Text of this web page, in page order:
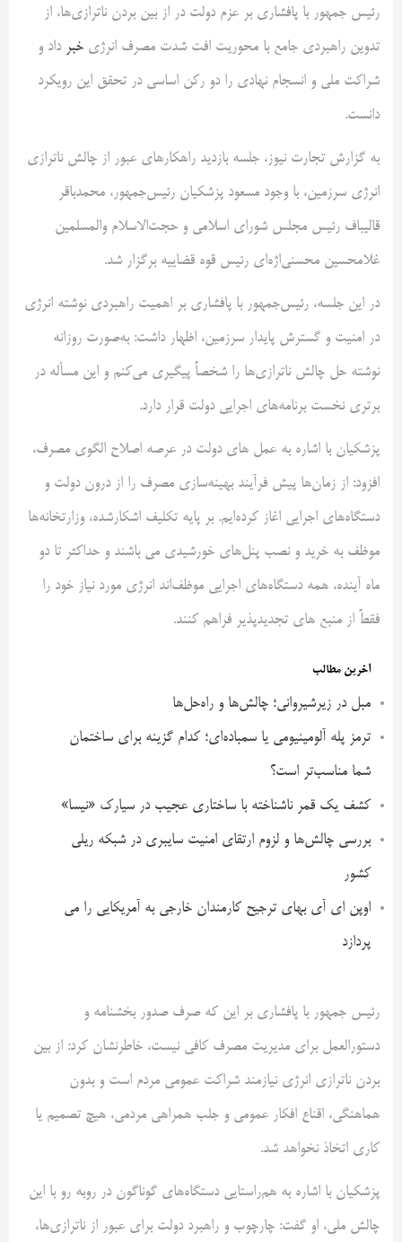
رئیس جمهور با پافشاری بر عزم دولت در از بین بردن ناترازی‌ها، از
تدوین راهبردی جامع با محوریت افت شدت مصرف انرژی خبر داد و
شراکت ملی و انسجام نهادی را دو رکن اساسی در تحقق این رویکرد
دانست.
به گزارش تجارت نیوز، جلسه بازدید راهکارهای عبور از چالش ناترازی
انرژی سرزمین، با وجود مسعود پزشکیان رئیس‌جمهور، محمدباقر
قالیباف رئیس مجلس شورای اسلامی و حجت‌الاسلام والمسلمین
غلامحسین محسنی‌اژه‌ای رئیس قوه قضاییه برگزار شد.
در این جلسه، رئیس‌جمهور با پافشاری بر اهمیت راهبردی نوشته انرژی
در امنیت و گسترش پایدار سرزمین، اظهار داشت: به‌صورت روزانه
نوشته حل چالش ناترازی‌ها را شخصاً پیگیری می‌کنم و این مسأله در
برتری نخست برنامه‌های اجرایی دولت قرار دارد.
پزشکیان با اشاره به عمل های دولت در عرصه اصلاح الگوی مصرف،
افزود: از زمان‌ها پیش فرآیند بهینه‌سازی مصرف را از درون دولت و
دستگاه‌های اجرایی اغاز کرده‌ایم. بر پایه تکلیف اشکار‌شده، وزارتخانه‌ها
موظف به خرید و نصب پنل‌های خورشیدی می باشند و حداکثر تا دو
ماه آینده، همه دستگاه‌های اجرایی موظف‌اند انرژی مورد نیاز خود را
فقطً از منبع های تجدیدپذیر فراهم کنند.
آخرین مطالب
مبل در زیرشیروانی؛ چالش‌ها و راه‌حل‌ها
ترمز پله آلومینیومی یا سمباده‌ای؛ کدام گزینه برای ساختمان
شما مناسب‌تر است؟
کشف یک قمر ناشناخته با ساختاری عجیب در سیارک «نیسا»
بررسی چالش‌ها و لزوم ارتقای امنیت سایبری در شبکه ریلی
کشور
اوپن ای آی بهای ترجیح کارمندان خارجی به آمریکایی را می
پردازد
رئیس جمهور با پافشاری بر این که صرف صدور بخشنامه و
دستورالعمل برای مدیریت مصرف کافی نیست، خاطرنشان کرد: از بین
بردن ناترازی انرژی نیازمند شراکت عمومی مردم است و بدون
هماهنگی، اقناع افکار عمومی و جلب همراهی مردمی، هیچ تصمیم یا
کاری اتخاذ نخواهد شد.
پزشکیان با اشاره به هم‌راستایی دستگاه‌های گوناگون در روبه رو با این
چالش ملی، او گفت: چارچوب و راهبرد دولت برای عبور از ناترازی‌ها،